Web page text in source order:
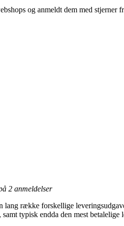
og anmeldt dem med
2 anmeldelser
lang række forskellige
samt typisk endda den mest